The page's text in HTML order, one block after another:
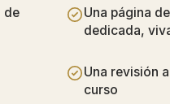
de
Una página
dedicada,
Una revisión
curso